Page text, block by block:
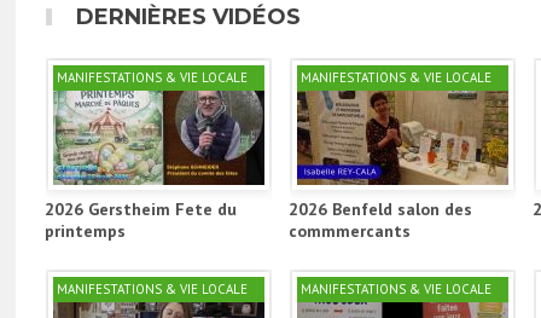
DERNIÈRES VIDÉOS
MANIFESTATIONS & VIE LOCALE
2026 Gerstheim Fete du
printemps
MANIFESTATIONS & VIE LOCALE
2026 Benfeld salon des
commmercants
MANIFESTATIONS & VIE LOCALE MANIFESTATIONS & VIE LOCALE